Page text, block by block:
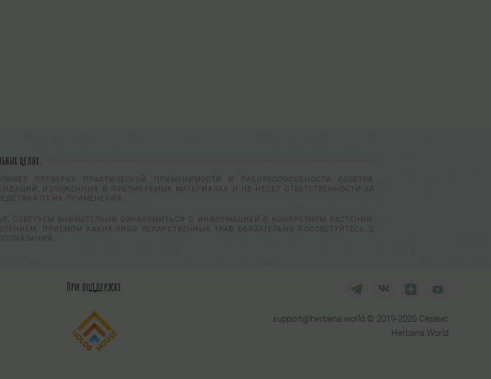
целях.
ПРОВЕРКУ ПРАКТИЧЕСКОЙ ПРИМЕНИМОСТИ И РАБОТОСПОСОБНОСТИ СОВЕТОВ,
ИЗЛОЖЕННЫХ В ПУБЛИКУЕМЫХ МАТЕРИАЛАХ И НЕ НЕСЕТ ОТВЕТСТВЕННОСТИ ЗА
ОТ ИХ ПРИМЕНЕНИЯ.
СОВЕТУЕМ ВНИМАТЕЛЬНО ОЗНАКОМИТЬСЯ С ИНФОРМАЦИЕЙ О КОНКРЕТНОМ РАСТЕНИИ.
ПРИЕМОМ КАКИХ-ЛИБО ЛЕКАРСТВЕННЫХ ТРАВ ОБЯЗАТЕЛЬНО ПОСОВЕТУЙТЕСЬ С
При поддержке
support@herbana.world © 2019-2020 Сервис
Herbana.World